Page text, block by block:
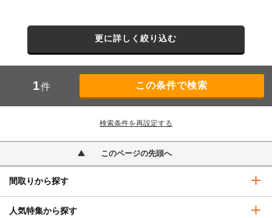
更に詳しく絞り込む
1件
検索条件を再設定する
このページの先頭へ
間取りから探す
人気特集から探す